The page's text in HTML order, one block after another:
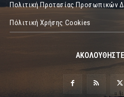
Πολιτική Προτασίας Προσωπικών
Πόλιτική Χρήσης Cookies